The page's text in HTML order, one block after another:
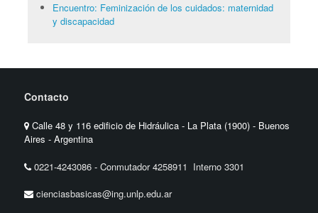
Encuentro: Feminización de los cuidados: maternidad
y discapacidad
Contacto
Calle 48 y 116 edificio de Hidráulica - La Plata (1900) - Buenos
Aires - Argentina
0221-4243086 -Conmutador 4258911 Interno 3301
cienciasbasicas@ing.unlp.edu.ar